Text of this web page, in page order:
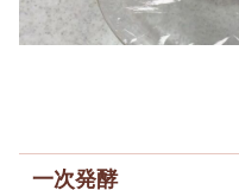
一次発酵